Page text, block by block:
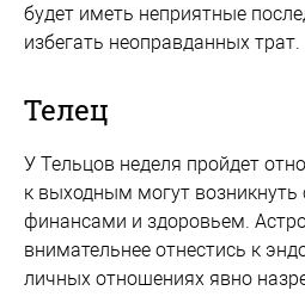
будет иметь неприятные
избегать неоправданных трат.
Телец
У Тельцов неделя пройдет
к выходным могут возникнуть
финансами и здоровьем.
внимательнее отнестись к
личных отношениях явно